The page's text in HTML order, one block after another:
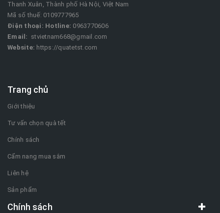
Thanh Xuân, Thành phố Hà Nội, Việt Nam
Mã số thuế: 0109777965
Điện thoại: Hotline: 0963770606
Email: stvietnam668@gmail.com
Website: https://quatetst.com
Trang chủ
Giới thiệu
Tư vấn chọn quà tết
Chính sách
Cẩm nang mua sắm
Liên hệ
Sản phẩm
Chính sách